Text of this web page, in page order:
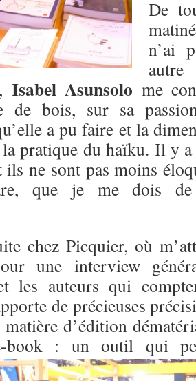
De
n’ai
autre
Isabel Asunsolo me
de bois, sur sa
a pu faire et la
pratique du haïku. Il y a
ne sont pas moins
que je me dois
chez Picquier, où
une interview
les auteurs qui
de précieuses
d’édition
book : un outil qui